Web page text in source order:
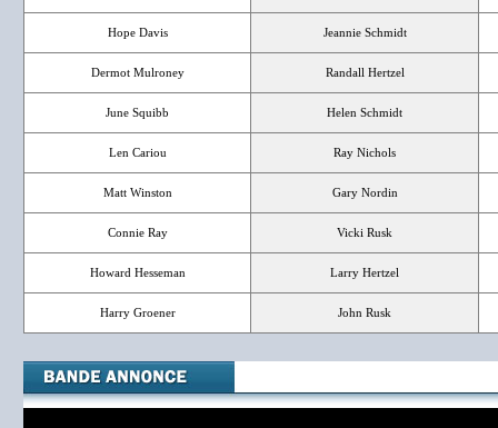
Hope Davis Jeannie Schmidt
Dermot Mulroney Randall Hertzel
June Squibb Helen Schmidt
Len Cariou Ray Nichols
Matt Winston Gary Nordin
Connie Ray Vicki Rusk
Howard Hesseman Larry Hertzel
Harry Groener John Rusk